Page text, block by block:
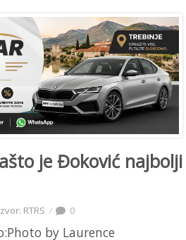
je Đoković najbolji
RTRS 0